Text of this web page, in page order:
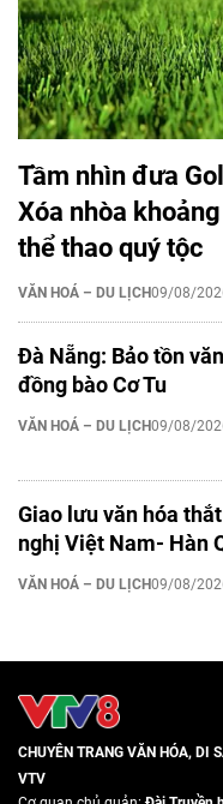
Tầm nhìn đưa
Xóa nhòa
thể thao quý tộc
VĂN HOÁ – DU LỊCH09/08/
Đà Nẵng: Bảo tồn
đồng bào Cơ Tu
VĂN HOÁ – DU LỊCH09/08/
Giao lưu văn hóa
nghị Việt Nam- Hàn
VĂN HOÁ – DU LỊCH09/08/
CHUYÊN TRANG VĂN HÓA, DI
VTV